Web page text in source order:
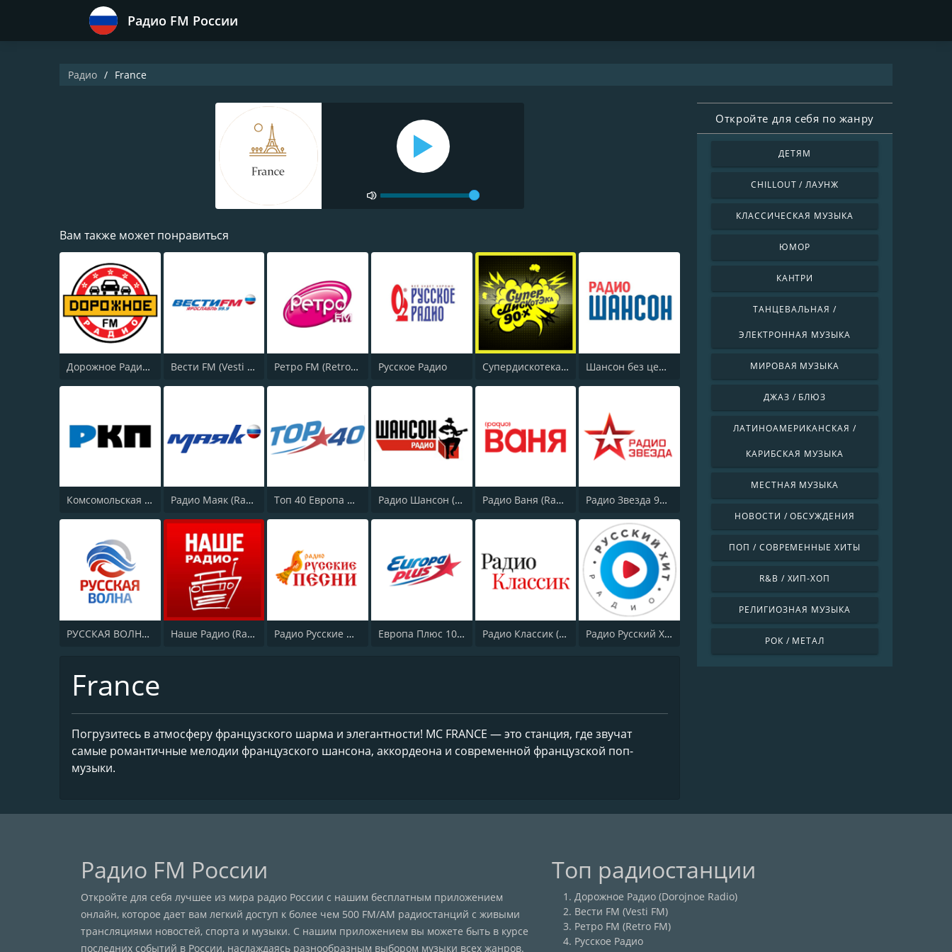
Радио FM России
Радио France
Вам также может понравиться
Дорожное Радио (Dorojnoe Radio) Вести FM (Vesti FM) Ретро FM (Retro FM) Русское Радио Супердискотека 90х Радио Рекорд (Radio Record 90s Superdisco) Шансон без цензуры (Shanson bez cenzury)
Комсомольская правда (Komsomolskaya pravda) Радио Маяк (Radio Mayak) Топ 40 Европа Плюс (Top 40 Europa Plus) Радио Шансон (Chanson) Радио Ваня (Radio Vanya) Радио Звезда 95.6 FM (Radio Zvezda)
РУССКАЯ ВОЛНА - RUSSIAN WAVE Наше Радио (Radio Nashe) Радио Русские Песни | Russian Songs Radio | RuSongs Европа Плюс 106.2 FM (Europa Plus) Радио Классик (Radio Classic) Радио Русский Хит
France
Погрузитесь в атмосферу французского шарма и элегантности! MC FRANCE — это станция, где звучат
самые романтичные мелодии французского шансона, аккордеона и современной французской поп-
музыки.
Откройте для себя по жанру
ДЕТЯМ
CHILLOUT / ЛАУНЖ
КЛАССИЧЕСКАЯ МУЗЫКА
ЮМОР
КАНТРИ
ТАНЦЕВАЛЬНАЯ /
ЭЛЕКТРОННАЯ МУЗЫКА
МИРОВАЯ МУЗЫКА
ДЖАЗ / БЛЮЗ
ЛАТИНОАМЕРИКАНСКАЯ /
КАРИБСКАЯ МУЗЫКА
МЕСТНАЯ МУЗЫКА
НОВОСТИ / ОБСУЖДЕНИЯ
ПОП / СОВРЕМЕННЫЕ ХИТЫ
R&B / ХИП-ХОП
РЕЛИГИОЗНАЯ МУЗЫКА
РОК / МЕТАЛ
Радио FM России
Откройте для себя лучшее из мира радио России с нашим бесплатным приложением
онлайн, которое дает вам легкий доступ к более чем 500 FM/AM радиостанций с живыми
трансляциями новостей, спорта и музыки. С нашим приложением вы можете быть в курсе
последних событий в России, наслаждаясь разнообразным выбором музыки всех жанров.
Топ радиостанции
Дорожное Радио (Dorojnoe Radio)
Вести FM (Vesti FM)
Ретро FM (Retro FM)
Русское Радио